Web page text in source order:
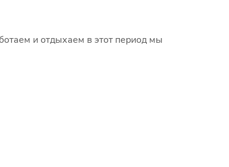
и отдыхаем в этот период мы